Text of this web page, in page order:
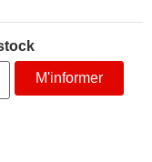
M'informer